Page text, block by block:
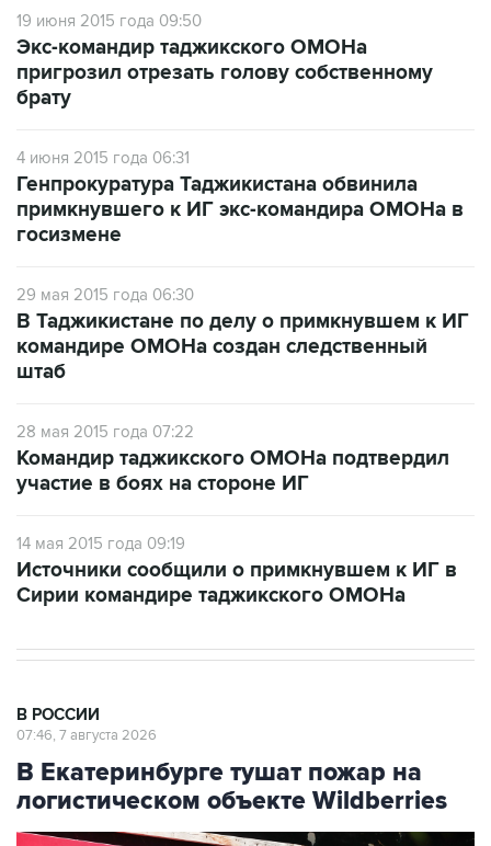
пригрозил отрезать голову собственному
брату
4 июня 2015 года 06:31
примкнувшего к ИГ экс-командира ОМОНа в
госизмене
командире ОМОНа создан следственный
штаб
участие в боях на стороне ИГ
14 мая 2015 года 09:19
Сирии командире таджикского ОМОНа
В Екатеринбурге тушат пожар на
логистическом объекте Wildberries